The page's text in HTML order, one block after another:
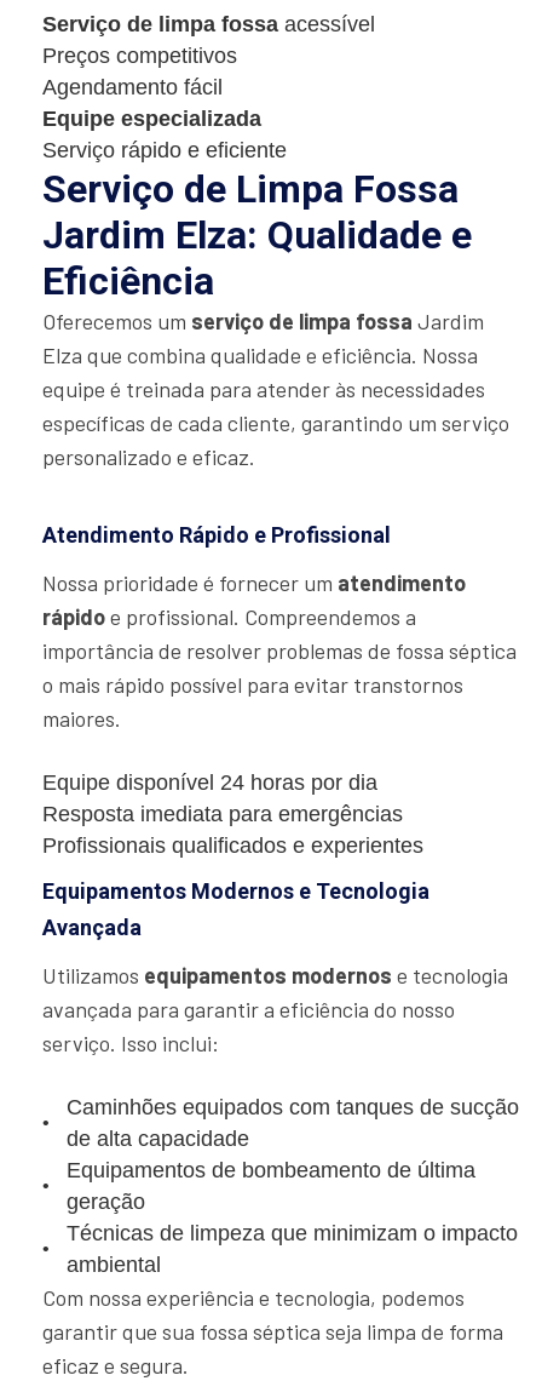
Serviço de limpa fossa acessível
Preços competitivos
Agendamento fácil
Equipe especializada
Serviço rápido e eficiente
Serviço de Limpa Fossa
Jardim Elza: Qualidade e
Eficiência
Oferecemos um serviço de limpa fossa Jardim
Elza que combina qualidade e eficiência. Nossa
equipe é treinada para atender às necessidades
específicas de cada cliente, garantindo um serviço
personalizado e eficaz.
Atendimento Rápido e Profissional
Nossa prioridade é fornecer um atendimento
rápidoe profissional. Compreendemos a
importância de resolver problemas de fossa séptica
o mais rápido possível para evitar transtornos
maiores.
Equipe disponível 24 horas por dia
Resposta imediata para emergências
Profissionais qualificados e experientes
Equipamentos Modernos e Tecnologia
Avançada
Utilizamos equipamentos modernos e tecnologia
avançada para garantir a eficiência do nosso
serviço. Isso inclui:
Caminhões equipados com tanques de sucção
de alta capacidade
Equipamentos de bombeamento de última
geração
Técnicas de limpeza que minimizam o impacto
ambiental
Com nossa experiência e tecnologia, podemos
garantir que sua fossa séptica seja limpa de forma
eficaz e segura.